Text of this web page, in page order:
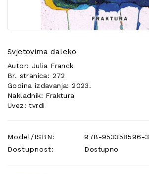
Svjetovima daleko
Autor: Julia Franck
Br. stranica: 272
Godina izdavanja: 2023.
Nakladnik: Fraktura
Uvez: tvrdi
Model/ISBN:
978-953358596-3
Dostupnost:
Dostupno